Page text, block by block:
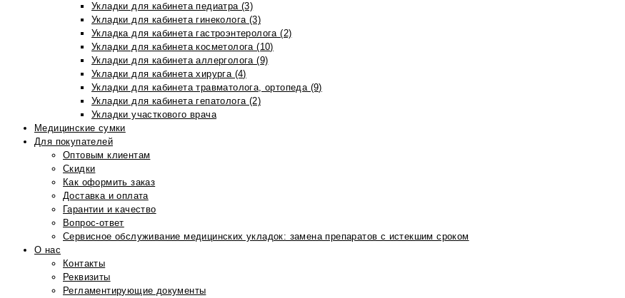
Укладки для кабинета педиатра (3)
Укладки для кабинета гинеколога (3)
Укладка для кабинета гастроэнтеролога (2)
Укладки для кабинета косметолога (10)
Укладки для кабинета аллерголога (9)
Укладки для кабинета хирурга (4)
Укладки для кабинета травматолога, ортопеда (9)
Укладки для кабинета гепатолога (2)
Укладки участкового врача
Медицинские сумки
Для покупателей
Оптовым клиентам
Скидки
Как оформить заказ
Доставка и оплата
Гарантии и качество
Вопрос-ответ
Сервисное обслуживание медицинских укладок: замена препаратов с истекшим сроком
О нас
Контакты
Реквизиты
Регламентирующие документы